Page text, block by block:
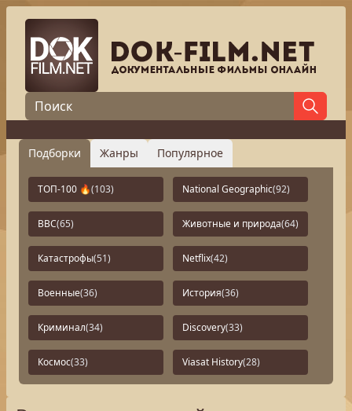
Подборки Жанры Популярное
ТОП-100 🔥(103) National Geographic(92)
BBC(65) Животные и природа(64)
Катастрофы(51) Netflix(42)
Военные(36) История(36)
Криминал(34) Discovery(33)
Космос(33) Viasat History(28)